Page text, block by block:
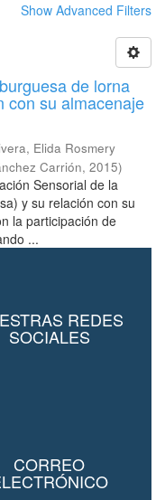
Show Advanced Filters
de lorna
con su almacenaje
Elida Rosmery
Carrión, 2015)
Sensorial de la
y su relación con su
la participación de
...
REDES
SOCIALES
CORREO